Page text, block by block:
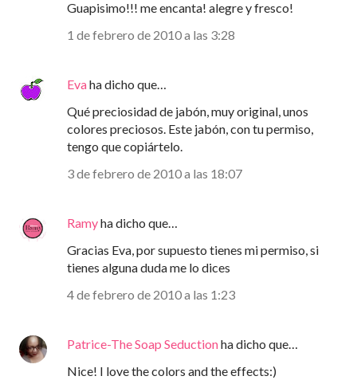
Guapisimo!!! me encanta! alegre y fresco!
1 de febrero de 2010 a las 3:28
Evaha dicho que…
Qué preciosidad de jabón, muy original, unos
colores preciosos. Este jabón, con tu permiso,
tengo que copiártelo.
3 de febrero de 2010 a las 18:07
Ramyha dicho que…
Gracias Eva, por supuesto tienes mi permiso, si
tienes alguna duda me lo dices
4 de febrero de 2010 a las 1:23
Patrice-The Soap Seductionha dicho que…
Nice! I love the colors and the effects:)